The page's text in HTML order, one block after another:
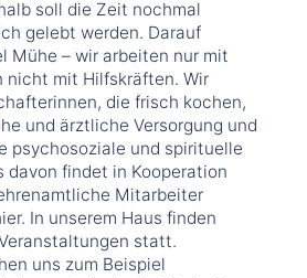
soll die Zeit nochmal
gelebt werden. Darauf
Mühe – wir arbeiten nur mit
nicht mit Hilfskräften. Wir
die frisch kochen,
und ärztliche Versorgung und
psychosoziale und spirituelle
davon findet in Kooperation
Mitarbeiter
In unserem Haus finden
statt.
uns zum Beispiel